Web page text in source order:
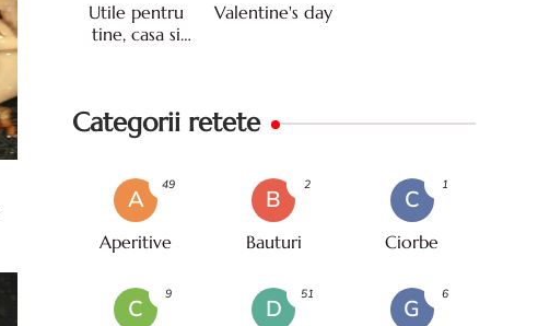
Utile pentru
tine, casa si
Valentine's day
Categorii retete
A
Aperitive
49
B
Bauturi
2
C
Ciorbe
1
C
9
D
51
G
6